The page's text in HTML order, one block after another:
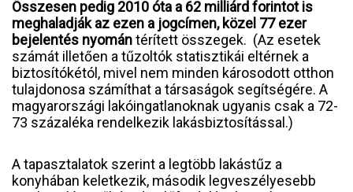
Összesen pedig 2010 óta a 62 milliárd forintot is
meghaladják az ezen a jogcímen, közel 77 ezer
bejelentés nyomántérített összegek. (Az esetek
számát illetően a tűzoltók statisztikái eltérnek a
biztosítókétól, mivel nem minden károsodott otthon
tulajdonosa számíthat a társaságok segítségére. A
magyarországi lakóingatlanoknak ugyanis csak a 72-
73 százaléka rendelkezik lakásbiztosítással.)
A tapasztalatok szerint a legtöbb lakástűz a
konyhában keletkezik, második legveszélyesebb